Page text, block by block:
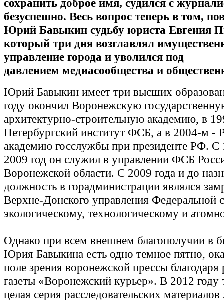
сохранить доброе имя, судился с
безуспешно. Весь вопрос теперь в том,
Юрий Бавыкин судьбу юриста Евгения
который три дня возглавлял
управление города и уволился под
давлением медиасообщества и
Юрий Бавыкин имеет три высших
году окончил Воронежскую
архитектурно-строительную академию, в
Петербургский институт ФСБ, а в 2004-м -
академию госслужбы при президенте РФ. С
2009 год он служил в управлении ФСБ
Воронежской области. С 2009 года и до
должность в горадминистрации являлся
Верхне-Донского управления Федеральной
экологическому, технологическому и
Однако при всем внешнем благополучии в
Юрия Бавыкина есть одно темное пятно,
поле зрения воронежской прессы благодаря
газеты «Воронежский курьер». В 2012
целая серия расследовательских